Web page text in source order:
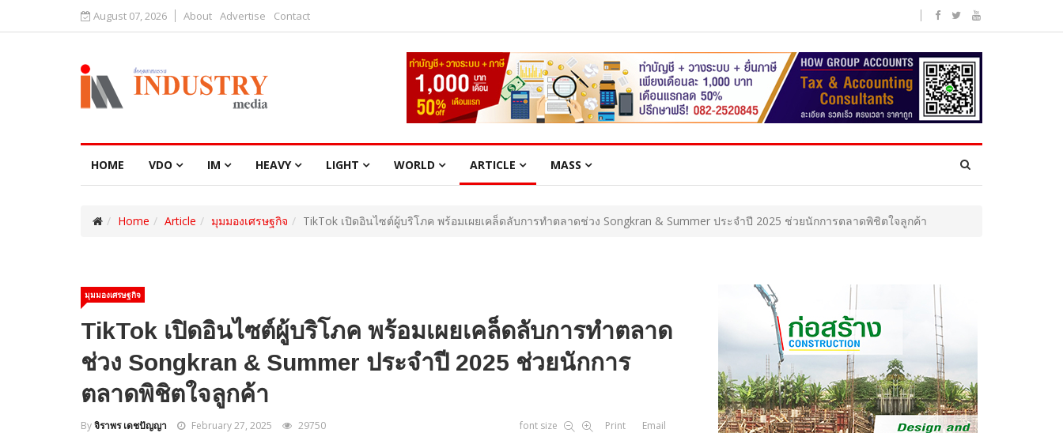
August 07, 2026 About Advertise Contact
HOME VDO IM HEAVY LIGHT WORLD ARTICLE MASS
Home Article มุมมองเศรษฐกิจ TikTok เปิดอินไซต์ผู้บริโภค พร้อมเผยเคล็ดลับการทำตลาดช่วง Songkran & Summer ประจำปี 2025 ช่วยนักการตลาดพิชิตใจลูกค้า
มุมมองเศรษฐกิจ
TikTok เปิดอินไซต์ผู้บริโภค พร้อมเผยเคล็ดลับการทำตลาด
ช่วง Songkran & Summer ประจำปี 2025 ช่วยนักการ
ตลาดพิชิตใจลูกค้า
Byจิราพร เดชปัญญา February 27, 2025 29750 font size Print Email